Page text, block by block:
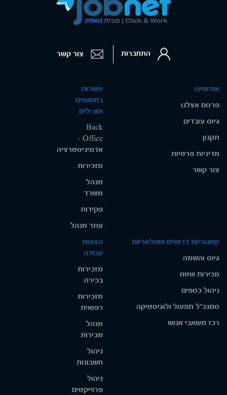
אודותינו
פרסם אצלנו
גיוס עובדים
תקנון
מדיניות פרטיות
צור קשר
משרות
בתחומים
מובילים
Back
Office -
אדמיניסטרציה
מזכירות
מנהל
משרד
פקידות
עוזר מנהל
קטגוריות דרושים פופלאריות
גיוס והשמה
מכירות שטח
ניהול כספים
סמנכ"ל תפעול ולוגיסטיקה
רכז משאבי אנוש
הצעות
עבודה
מזכירות
בכירה
מזכירות
רפואית
מנהל
מכירות
ניהול
חשבונות
ניהול
פרוייקטים